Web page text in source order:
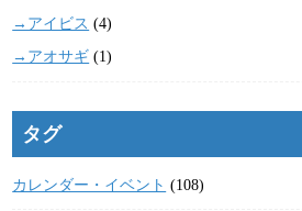
→アイビス (4)
→アオサギ (1)
タグ
カレンダー・イベント (108)